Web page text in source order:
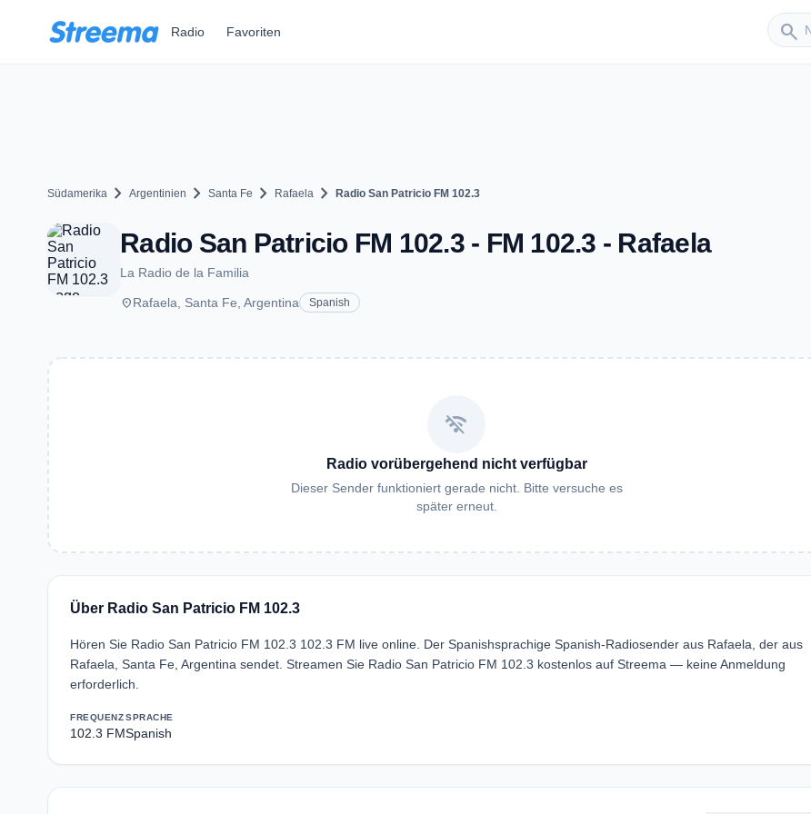
Radio Favoriten search
Südamerika chevron_right Argentinien chevron_right Santa Fe chevron_right Rafaela chevron_right Radio San Patricio FM 102.3
Radio San Patricio FM 102.3 - FM 102.3 - Rafaela
La Radio de la Familia
placeRafaela, Santa Fe, Argentina Spanish
wifi_off
Radio vorübergehend nicht verfügbar
Dieser Sender funktioniert gerade nicht. Bitte versuche es
später erneut.
Über Radio San Patricio FM 102.3
Hören Sie Radio San Patricio FM 102.3 102.3 FM live online. Der Spanishsprachige Spanish-Radiosender aus Rafaela, der aus
Rafaela, Santa Fe, Argentina sendet. Streamen Sie Radio San Patricio FM 102.3 kostenlos auf Streema — keine Anmeldung
erforderlich.
FREQUENZ
102.3 FM
SPRACHE
Spanish